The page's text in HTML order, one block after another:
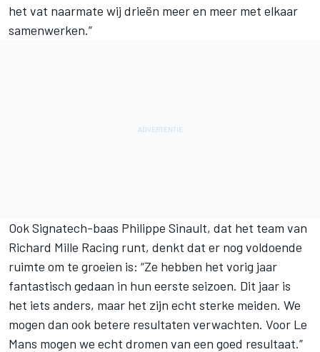
het vat naarmate wij drieën meer en meer met elkaar
samenwerken.”
Ook Signatech-baas Philippe Sinault, dat het team van
Richard Mille Racing runt, denkt dat er nog voldoende
ruimte om te groeien is: “Ze hebben het vorig jaar
fantastisch gedaan in hun eerste seizoen. Dit jaar is
het iets anders, maar het zijn echt sterke meiden. We
mogen dan ook betere resultaten verwachten. Voor Le
Mans mogen we echt dromen van een goed resultaat.”